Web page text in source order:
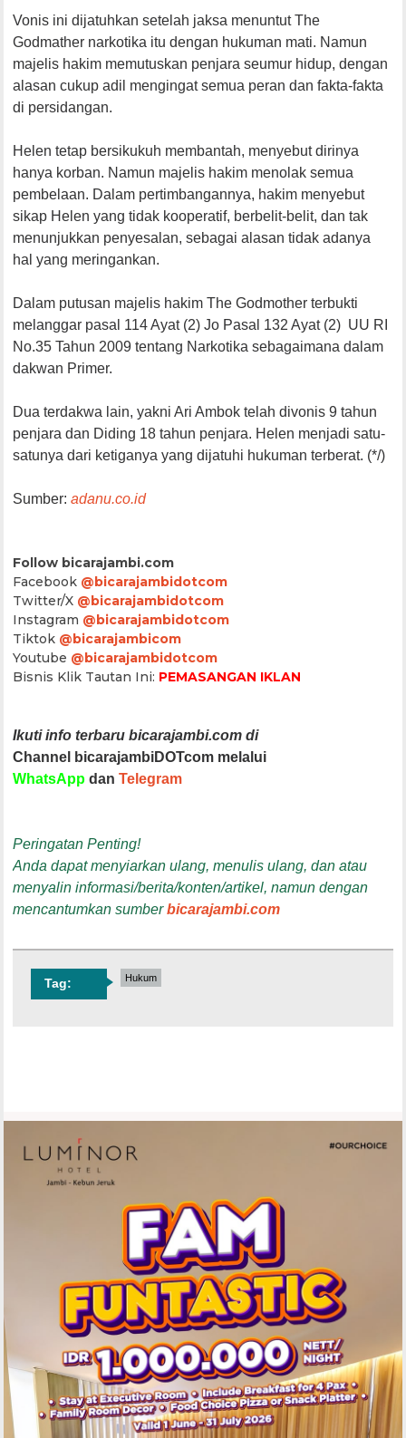
Vonis ini dijatuhkan setelah jaksa menuntut The
Godmather narkotika itu dengan hukuman mati. Namun
majelis hakim memutuskan penjara seumur hidup, dengan
alasan cukup adil mengingat semua peran dan fakta-fakta
di persidangan.
Helen tetap bersikukuh membantah, menyebut dirinya
hanya korban. Namun majelis hakim menolak semua
pembelaan. Dalam pertimbangannya, hakim menyebut
sikap Helen yang tidak kooperatif, berbelit-belit, dan tak
menunjukkan penyesalan, sebagai alasan tidak adanya
hal yang meringankan.
Dalam putusan majelis hakim The Godmother terbukti
melanggar pasal 114 Ayat (2) Jo Pasal 132 Ayat (2) UU RI
No.35 Tahun 2009 tentang Narkotika sebagaimana dalam
dakwan Primer.
Dua terdakwa lain, yakni Ari Ambok telah divonis 9 tahun
penjara dan Diding 18 tahun penjara. Helen menjadi satu-
satunya dari ketiganya yang dijatuhi hukuman terberat. (*/)
Sumber:adanu.co.id
Follow bicarajambi.com
Facebook @bicarajambidotcom
Twitter/X @bicarajambidotcom
Instagram @bicarajambidotcom
Tiktok @bicarajambicom
Youtube @bicarajambidotcom
Bisnis Klik Tautan Ini: PEMASANGAN IKLAN
Ikuti info terbaru bicarajambi.com di
Channel bicarajambiDOTcom melalui
WhatsApp danTelegram
Peringatan Penting!
Anda dapat menyiarkan ulang, menulis ulang, dan atau
menyalin informasi/berita/konten/artikel, namun dengan
mencantumkan sumberbicarajambi.com
Tag: Hukum